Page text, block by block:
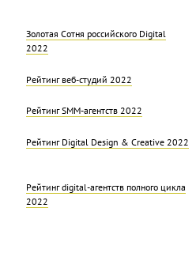
Золотая Cотня российского Digital
2022
Рейтинг веб-студий 2022
Рейтинг SMM-агентств 2022
Рейтинг Digital Design & Creative 2022
Рейтинг digital-агентств полного цикла
2022